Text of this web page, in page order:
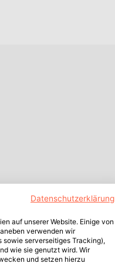
Datenschutzerklärung
auf unserer Website. Einige von
verwenden wir
sowie serverseitiges Tracking),
wie sie genutzt wird. Wir
und setzen hierzu